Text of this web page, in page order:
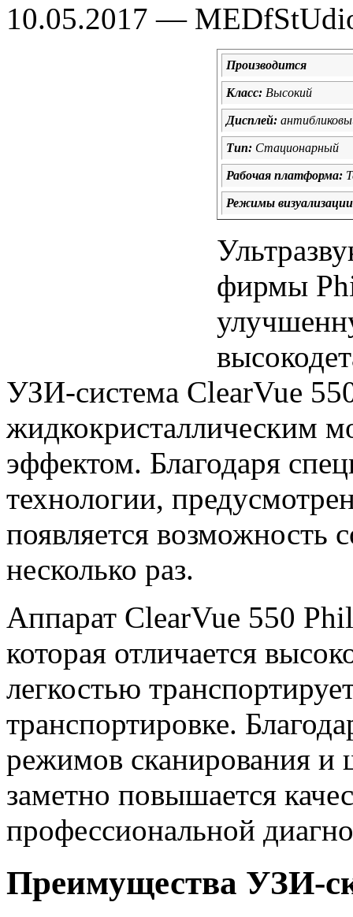
10.05.2017 —
Производится
Класс: Высокий
Дисплей:
Тип: Стационарный
Рабочая платформа:
Режимы
фирмы
УЗИ-система ClearVue
жидкокристаллическим
эффектом. Благодаря
технологии,
появляется возможность
несколько раз.
Аппарат ClearVue 550
которая отличается
легкостью
транспортировке.
режимов сканирования и
заметно повышается
профессиональной
Преимущества УЗИ-